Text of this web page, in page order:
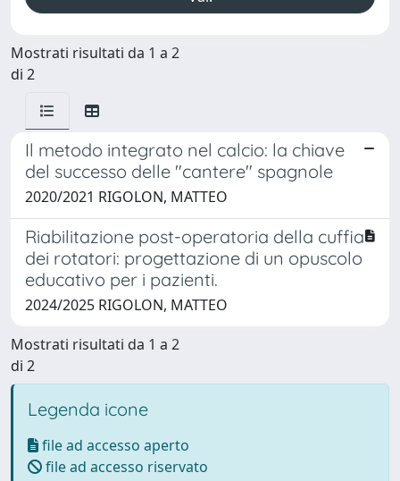
Mostrati risultati da 1 a 2
di 2
Il metodo integrato nel calcio: la chiave
del successo delle "cantere" spagnole
2020/2021 RIGOLON, MATTEO
Riabilitazione post-operatoria della cuffia
dei rotatori: progettazione di un opuscolo
educativo per i pazienti.
2024/2025 RIGOLON, MATTEO
Mostrati risultati da 1 a 2
di 2
Legenda icone
file ad accesso aperto
file ad accesso riservato